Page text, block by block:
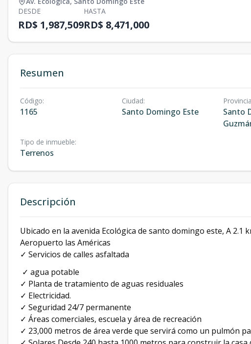
DESDE
RD$ 1,987,509
HASTA
RD$ 8,471,000
Resumen
Código:
1165
Ciudad:
Santo Domingo Este
Provincia
Santo
Tipo de inmueble:
Terrenos
Descripción
Ubicado en la avenida Ecológica de santo domingo este, A 2.1
Aeropuerto las Américas
✓ Servicios de calles asfaltada
✓ agua potable
✓ Planta de tratamiento de aguas residuales
✓ Electricidad.
✓ Seguridad 24/7 permanente
✓ Áreas comerciales, escuela y área de recreación
✓ 23,000 metros de área verde que servirá como un pulmón